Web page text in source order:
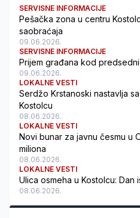
SERVISNE INFORMACIJE
Pešačka zona u centru
saobraćaja
09.06.2026.
SERVISNE INFORMACIJE
Prijem građana kod
09.06.2026.
LOKALNE VESTI
Serdžo Krstanoski nastavlja
Kostolcu
08.06.2026.
LOKALNE VESTI
Novi bunar za javnu česmu u
miliona
08.06.2026.
LOKALNE VESTI
Ulica osmeha u Kostolcu:
08.06.2026.